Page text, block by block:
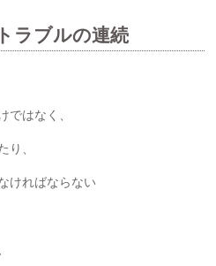
ラブルの連続
ではなく、
り、
ければならない